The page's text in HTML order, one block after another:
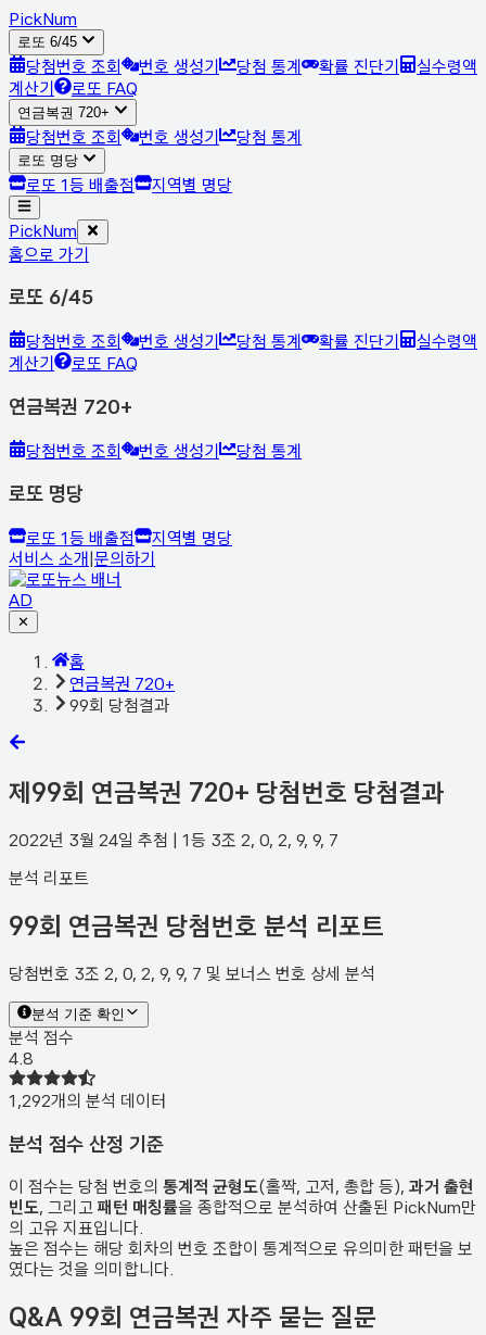
PickNum
로또 6/45
당첨번호 조회 번호 생성기 당첨 통계 확률 진단기
실수령액
계산기
로또 FAQ
연금복권 720+
당첨번호 조회 번호 생성기 당첨 통계
로또 명당
로또 1등 배출점 지역별 명당
PickNum
홈으로 가기
로또 6/45
당첨번호 조회 번호 생성기 당첨 통계 확률 진단기
실수령액
계산기
로또 FAQ
연금복권 720+
당첨번호 조회 번호 생성기 당첨 통계
로또 명당
로또 1등 배출점
지역별 명당
서비스 소개|문의하기
AD
✕
홈
연금복권 720+
99회 당첨결과
제99회 연금복권 720+ 당첨번호 당첨결과
2022년 3월 24일 추첨 | 1등 3조 2, 0, 2, 9, 9, 7
분석 리포트
99회 연금복권 당첨번호 분석 리포트
당첨번호 3조 2, 0, 2, 9, 9, 7 및 보너스 번호 상세 분석
분석 기준 확인
분석 점수
4.8
1,292개의 분석 데이터
분석 점수 산정 기준
이 점수는 당첨 번호의 통계적 균형도(홀짝, 고저, 총합 등), 과거 출현
빈도, 그리고 패턴 매칭률을 종합적으로 분석하여 산출된 PickNum만
의 고유 지표입니다.
높은 점수는 해당 회차의 번호 조합이 통계적으로 유의미한 패턴을 보
였다는 것을 의미합니다.
Q&A 99회 연금복권 자주 묻는 질문